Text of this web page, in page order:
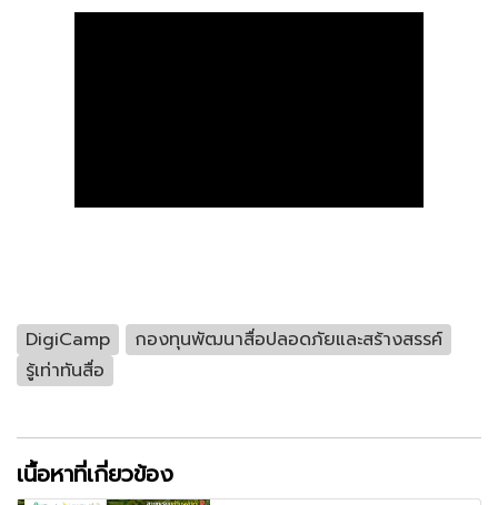
DigiCamp
กองทุนพัฒนาสื่อปลอดภัยและสร้างสรรค์
รู้เท่าทันสื่อ
เนื้อหาที่เกี่ยวข้อง